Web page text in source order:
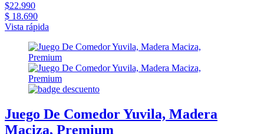
$22.990
$ 18.690
Vista rápida
Juego De Comedor Yuvila, Madera
Maciza, Premium